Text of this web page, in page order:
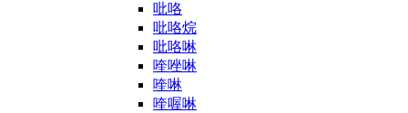
吡咯
吡咯烷
吡咯啉
喹唑啉
喹啉
喹喔啉